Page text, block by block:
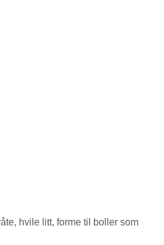
hvile litt, forme til boller som